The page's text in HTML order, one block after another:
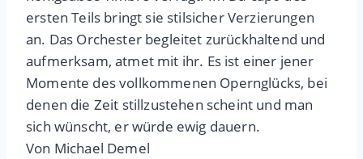
ersten Teils bringt sie stilsicher Verzierungen
an. Das Orchester begleitet zurückhaltend und
aufmerksam, atmet mit ihr. Es ist einer jener
Momente des vollkommenen Opernglücks, bei
denen die Zeit stillzustehen scheint und man
sich wünscht, er würde ewig dauern.
Von Michael Demel